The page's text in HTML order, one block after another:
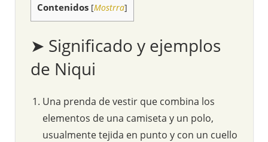
Contenidos [Mostrra]
➤ Significado y ejemplos
de Niqui
Una prenda de vestir que combina los
elementos de una camiseta y un polo,
usualmente tejida en punto y con un cuello